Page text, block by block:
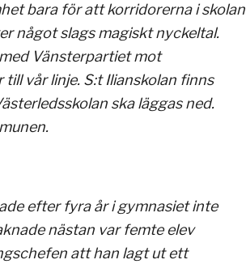
bara för att korridorerna i skolan
något slags magiskt nyckeltal.
Vänsterpartiet mot
vår linje. S:t Ilianskolan finns
ska läggas ned.
efter fyra år i gymnasiet inte
nästan var femte elev
att han lagt ut ett